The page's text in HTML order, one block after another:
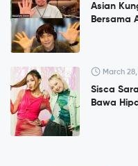
Asian
Bersama
March
Sisca
Bawa